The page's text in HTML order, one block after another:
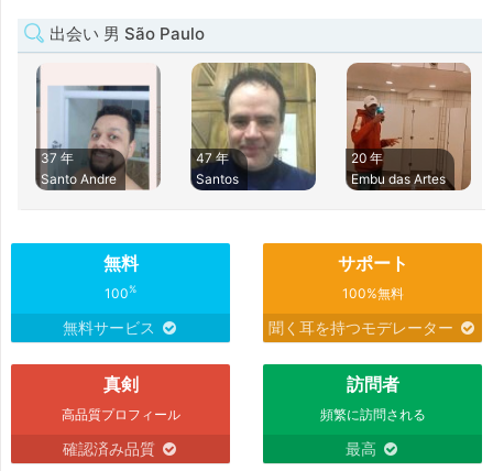
出会い 男 São Paulo
37 年
Santo Andre
47 年
Santos
20 年
Embu das Artes
無料
100%
無料サービス
サポート
100%無料
聞く耳を持つモデレーター
真剣
高品質プロフィール
確認済み品質
訪問者
頻繁に訪問される
最高